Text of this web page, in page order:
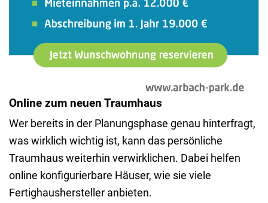
Online zum neuen Traumhaus
Wer bereits in der Planungsphase genau hinterfragt,
was wirklich wichtig ist, kann das persönliche
Traumhaus weiterhin verwirklichen. Dabei helfen
online konfigurierbare Häuser, wie sie viele
Fertighaushersteller anbieten.